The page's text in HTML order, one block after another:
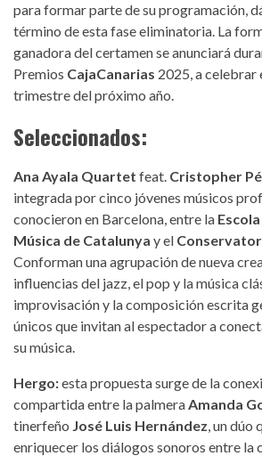
para formar parte de su programación,
término de esta fase eliminatoria. La
ganadora del certamen se anunciará
Premios CajaCanarias 2025, a celebrar
trimestre del próximo año.
Seleccionados:
Ana Ayala Quartet feat. Cristopher
integrada por cinco jóvenes músicos
conocieron en Barcelona, entre la
Música de Catalunya y el
Conforman una agrupación de nueva
influencias del jazz, el pop y la música
improvisación y la composición escrita
únicos que invitan al espectador a
su música.
Hergo:esta propuesta surge de la
compartida entre la palmeraAmanda
tinerfeño José Luis Hernández, un dúo
enriquecer los diálogos sonoros entre la